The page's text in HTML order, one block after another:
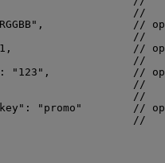
//
" , //
//
1 , //
//
: " 123 " , //
//
//
: " promo "
//
//